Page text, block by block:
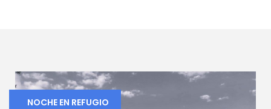
NOCHE EN REFUGIO